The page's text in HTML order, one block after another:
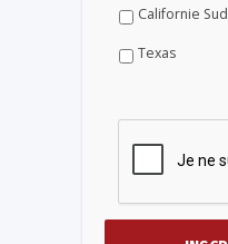
Californie Sud
Texas